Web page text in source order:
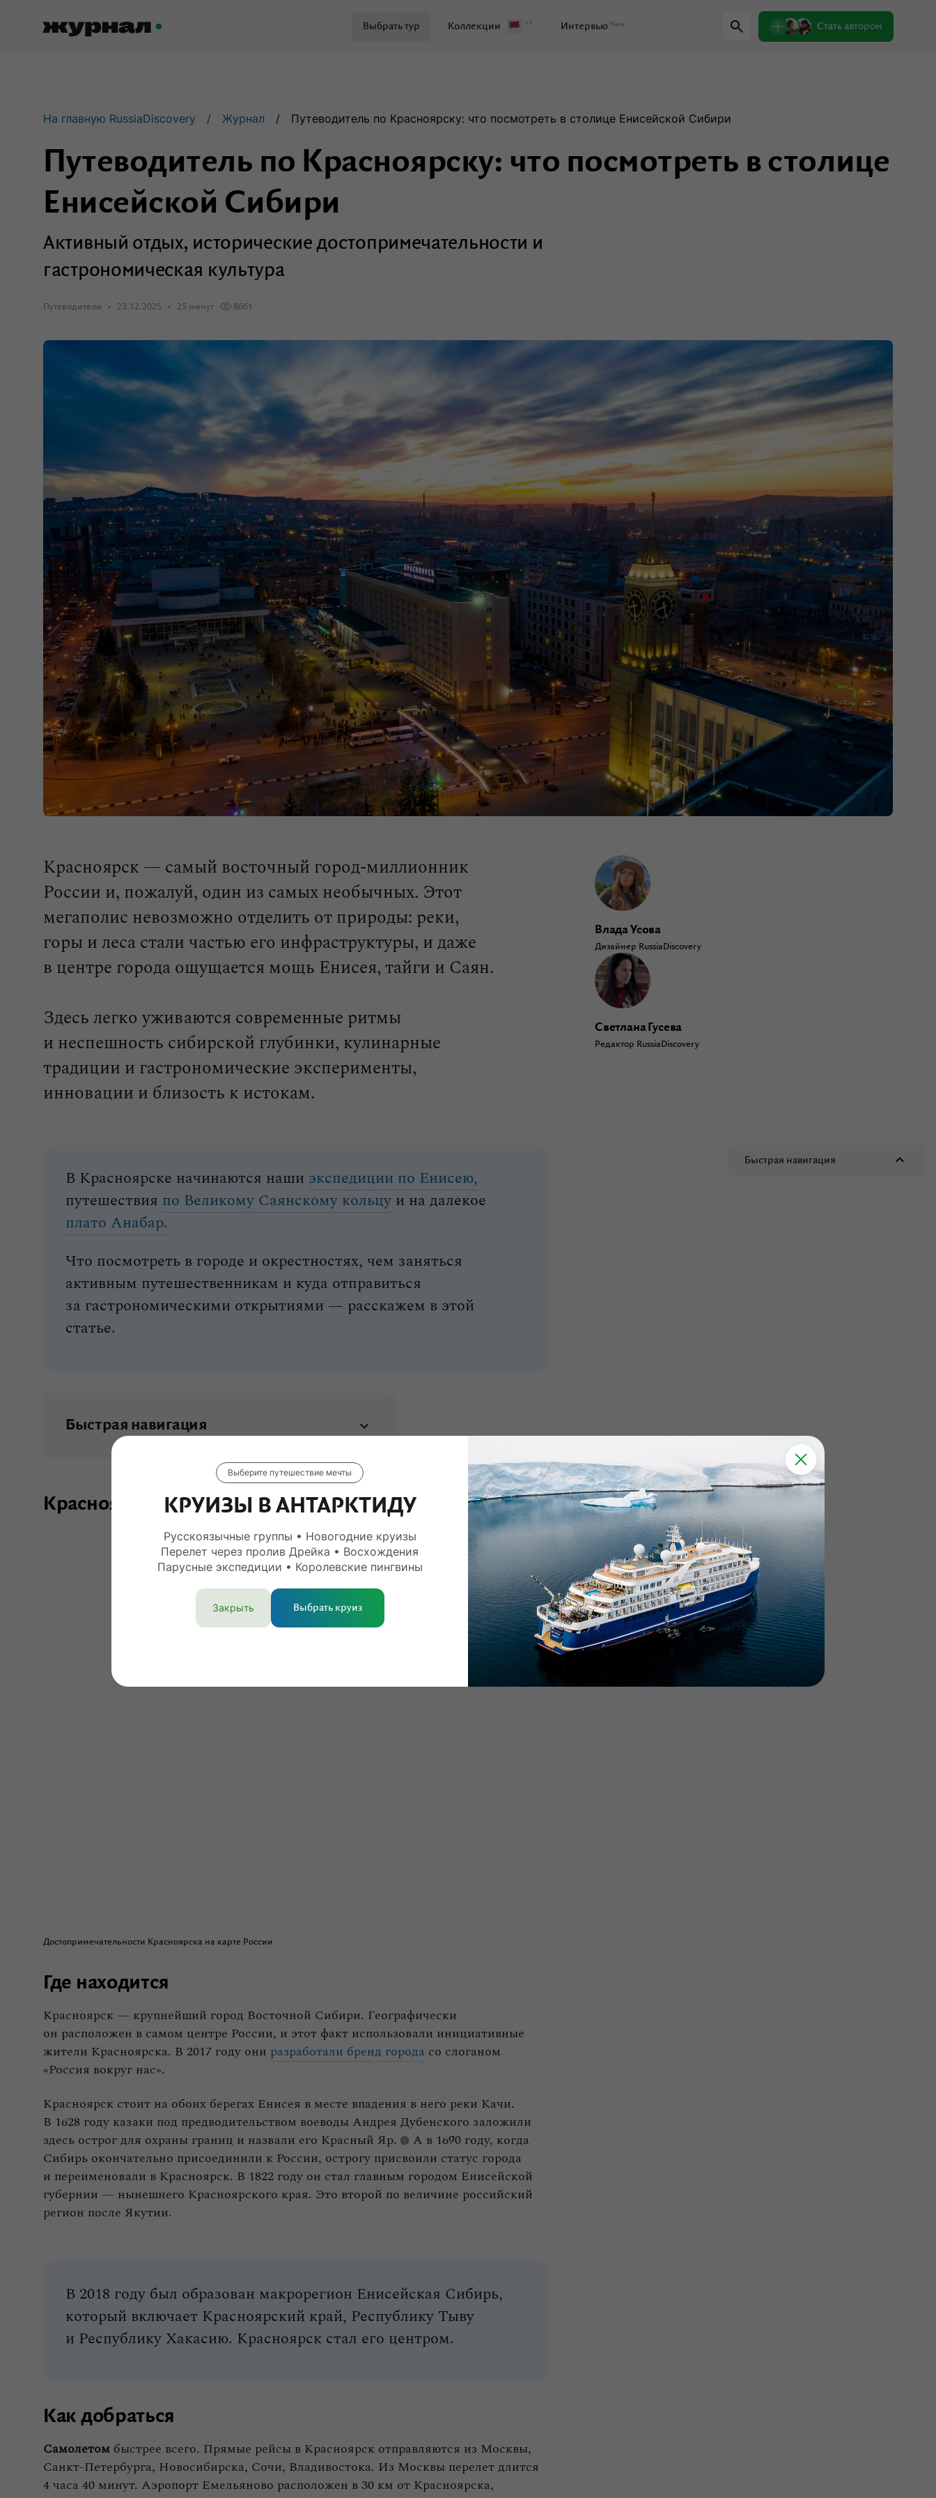
Выбрать тур Коллекции +1 Интервью New Стать автором
Самое важное Проверили сами
Пишем о России, чтобы родная
Incognita.
Авторы
Сотрудничаем с мастерами слова,
На главную RussiaDiscovery Журнал Путеводитель по Красноярску: что посмотреть в столице Енисейской Сибири
Путеводитель по Красноярску: что посмотреть в столице
Енисейской Сибири
Активный отдых, исторические достопримечательности и
гастрономическая культура
Путеводители 23.12.2025 25 минут 8661
Красноярск — самый восточный город‑миллионник
России и, пожалуй, один из самых необычных. Этот
мегаполис невозможно отделить от природы: реки,
горы и леса стали частью его инфраструктуры, и даже
в центре города ощущается мощь Енисея, тайги и Саян.
Здесь легко уживаются современные ритмы
и неспешность сибирской глубинки, кулинарные
традиции и гастрономические эксперименты,
инновации и близость к истокам.
Влада Усова
Дизайнер RussiaDiscovery
Светлана Гусева
Редактор RussiaDiscovery
Быстрая навигация
Что привезти из Красноярска
В Красноярске начинаются наши экспедиции по Енисею,
путешествия по Великому Саянскому кольцу и на далекое
плато Анабар.
Что посмотреть в городе и окрестностях, чем заняться
активным путешественникам и куда отправиться
за гастрономическими открытиями — расскажем в этой
статье.
Быстрая навигация
Красноярск на карте России
Когда лучше ехать в Красноярск
Культурно-исторические достопримечательности
Рестораны Красноярска
Красноярск на карте России
Достопримечательности Красноярска на карте России
Где находится
Красноярск — крупнейший город Восточной Сибири. Географически
он расположен в самом центре России, и этот факт использовали инициативные
жители Красноярска. В 2017 году они разработали бренд города со слоганом
«Россия вокруг нас».
Красноярск стоит на обоих берегах Енисея в месте впадения в него реки Качи.
В 1628 году казаки под предводительством воеводы Андрея Дубенского заложили
здесь острог для охраны границ и назвали его Красный Яр.
А в 1690 году, когда
Сибирь окончательно присоединили к России, острогу присвоили статус города
и переименовали в Красноярск. В 1822 году он стал главным городом Енисейской
губернии — нынешнего Красноярского края. Это второй по величине российский
регион после Якутии.
В 2018 году был образован макрорегион Енисейская Сибирь,
который включает Красноярский край, Республику Тыву
и Республику Хакасию. Красноярск стал его центром.
Как добраться
Самолетом быстрее всего. Прямые рейсы в Красноярск отправляются из Москвы,
Санкт‑Петербурга, Новосибирска, Сочи, Владивостока. Из Москвы перелет длится
4 часа 40 минут. Аэропорт Емельяново расположен в 30 км от Красноярска,
Выберите путешествие мечты
КРУИЗЫ В АНТАРКТИДУ
Русскоязычные группы • Новогодние круизы
Перелет через пролив Дрейка • Восхождения
Парусные экспедиции • Королевские пингвины
Закрыть Выбрать круиз